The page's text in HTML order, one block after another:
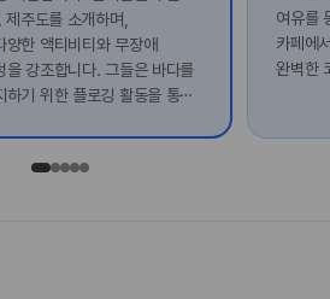
주도를 소개하며,
양한 액티비티와 무장애
을 강조합니다. 그들은 바다를
하기 위한 플로깅 활동을 통해
여유를
카페에
완벽한